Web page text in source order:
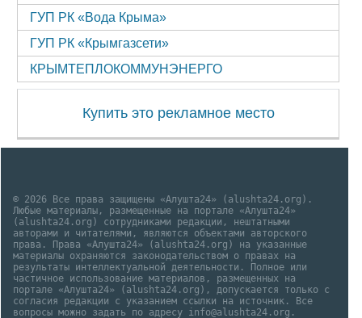
ГУП РК «Вода Крыма»
ГУП РК «Крымгазсети»
КРЫМТЕПЛОКОММУНЭНЕРГО
Купить это рекламное место
© 2026 Все права защищены «Алушта24» (alushta24.org).
Любые материалы, размещенные на портале «Алушта24»
(alushta24.org) сотрудниками редакции, нештатными
авторами и читателями, являются объектами авторского
права. Права «Алушта24» (alushta24.org) на указанные
материалы охраняются законодательством о правах на
результаты интеллектуальной деятельности. Полное или
частичное использование материалов, размещенных на
портале «Алушта24» (alushta24.org), допускается только с
согласия редакции с указанием ссылки на источник. Все
вопросы можно задать по адресу info@alushta24.org.